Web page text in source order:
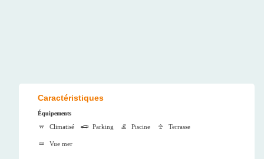
Caractéristiques
Équipements
Climatisé Parking Piscine Terrasse
Vue mer